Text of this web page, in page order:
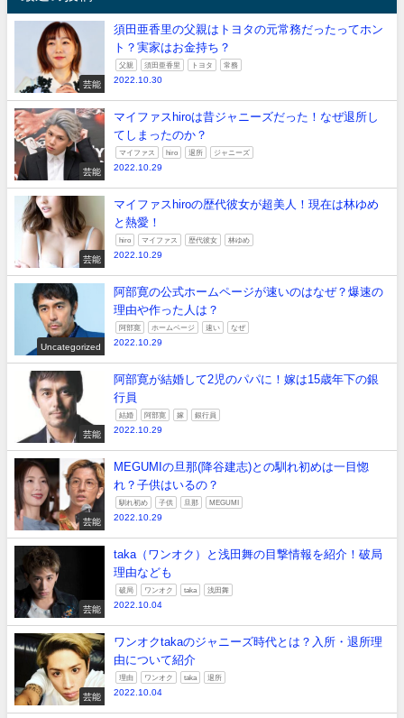
芸能
須田亜香里の父親はトヨタの元常務だったってホン
ト？実家はお金持ち？
父親 須田亜香里 トヨタ 常務
2022.10.30
芸能
マイファスhiroは昔ジャニーズだった！なぜ退所し
てしまったのか？
マイファス hiro 退所 ジャニーズ
2022.10.29
芸能
マイファスhiroの歴代彼女が超美人！現在は林ゆめ
と熱愛！
hiro マイファス 歴代彼女 林ゆめ
2022.10.29
Uncategorized
阿部寛の公式ホームページが速いのはなぜ？爆速の
理由や作った人は？
阿部寛 ホームページ 速い なぜ
2022.10.29
芸能
阿部寛が結婚して2児のパパに！嫁は15歳年下の銀
行員
結婚 阿部寛 嫁 銀行員
2022.10.29
芸能
MEGUMIの旦那(降谷建志)との馴れ初めは一目惚
れ？子供はいるの？
馴れ初め 子供 旦那 MEGUMI
2022.10.29
芸能
taka（ワンオク）と浅田舞の目撃情報を紹介！破局
理由なども
破局 ワンオク taka 浅田舞
2022.10.04
芸能
ワンオクtakaのジャニーズ時代とは？入所・退所理
由について紹介
理由 ワンオク taka 退所
2022.10.04